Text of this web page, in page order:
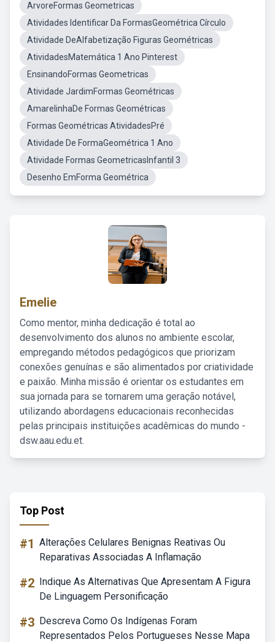
ArvoreFormas Geometricas
Atividades Identificar Da FormasGeométrica Círculo
Atividade DeAlfabetização Figuras Geométricas
AtividadesMatemática 1 Ano Pinterest
EnsinandoFormas Geometricas
Atividade JardimFormas Geométricas
AmarelinhaDe Formas Geométricas
Formas Geométricas AtividadesPré
Atividade De FormaGeométrica 1 Ano
Atividade Formas GeometricasInfantil 3
Desenho EmForma Geométrica
Emelie
Como mentor, minha dedicação é total ao
desenvolvimento dos alunos no ambiente escolar,
empregando métodos pedagógicos que priorizam
conexões genuínas e são alimentados por criatividade
e paixão. Minha missão é orientar os estudantes em
sua jornada para se tornarem uma geração notável,
utilizando abordagens educacionais reconhecidas
pelas principais instituições acadêmicas do mundo -
dsw.aau.edu.et.
Top Post
#1 Alterações Celulares Benignas Reativas Ou
Reparativas Associadas A Inflamação
#2 Indique As Alternativas Que Apresentam A Figura
De Linguagem Personificação
#3 Descreva Como Os Indígenas Foram
Representados Pelos Portugueses Nesse Mapa